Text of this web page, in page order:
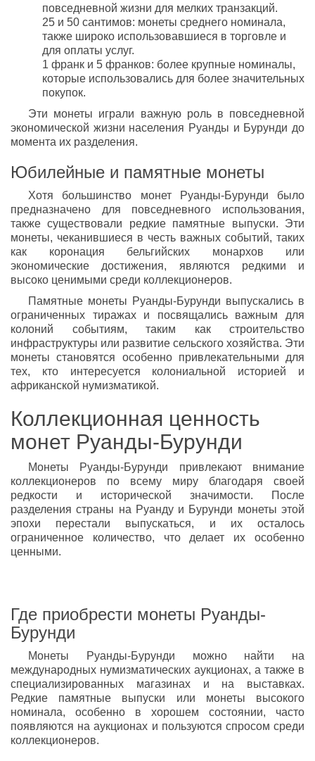
повседневной жизни для мелких транзакций.
25 и 50 сантимов: монеты среднего номинала,
также широко использовавшиеся в торговле и
для оплаты услуг.
1 франк и 5 франков: более крупные номиналы,
которые использовались для более значительных
покупок.
Эти монеты играли важную роль в повседневной
экономической жизни населения Руанды и Бурунди до
момента их разделения.
Юбилейные и памятные монеты
Хотя большинство монет Руанды-Бурунди было
предназначено для повседневного использования,
также существовали редкие памятные выпуски. Эти
монеты, чеканившиеся в честь важных событий, таких
как коронация бельгийских монархов или
экономические достижения, являются редкими и
высоко ценимыми среди коллекционеров.
Памятные монеты Руанды-Бурунди выпускались в
ограниченных тиражах и посвящались важным для
колоний событиям, таким как строительство
инфраструктуры или развитие сельского хозяйства. Эти
монеты становятся особенно привлекательными для
тех, кто интересуется колониальной историей и
африканской нумизматикой.
Коллекционная ценность
монет Руанды-Бурунди
Монеты Руанды-Бурунди привлекают внимание
коллекционеров по всему миру благодаря своей
редкости и исторической значимости. После
разделения страны на Руанду и Бурунди монеты этой
эпохи перестали выпускаться, и их осталось
ограниченное количество, что делает их особенно
ценными.
Где приобрести монеты Руанды-
Бурунди
Монеты Руанды-Бурунди можно найти на
международных нумизматических аукционах, а также в
специализированных магазинах и на выставках.
Редкие памятные выпуски или монеты высокого
номинала, особенно в хорошем состоянии, часто
появляются на аукционах и пользуются спросом среди
коллекционеров.